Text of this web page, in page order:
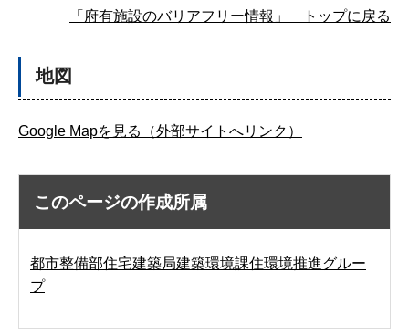
「府有施設のバリアフリー情報」 トップに戻る
地図
Google Mapを見る（外部サイトへリンク）
このページの作成所属
都市整備部住宅建築局建築環境課住環境推進グルー
プ